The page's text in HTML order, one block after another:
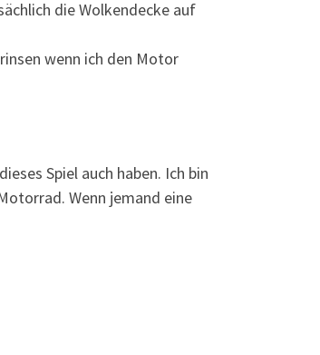
die Wolkendecke auf
wenn ich den Motor
Spiel auch haben. Ich bin
Wenn jemand eine